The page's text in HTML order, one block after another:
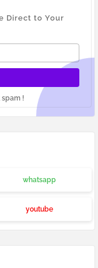
Direct to Your
!
whatsapp
youtube